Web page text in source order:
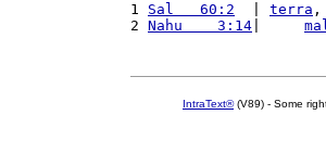
1 Sal   60:2 terra ,
2 Nahu    3:14
IntraText®(V89) - Some